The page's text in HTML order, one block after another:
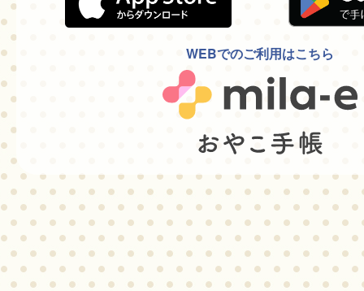
WEBでのご利用はこちら